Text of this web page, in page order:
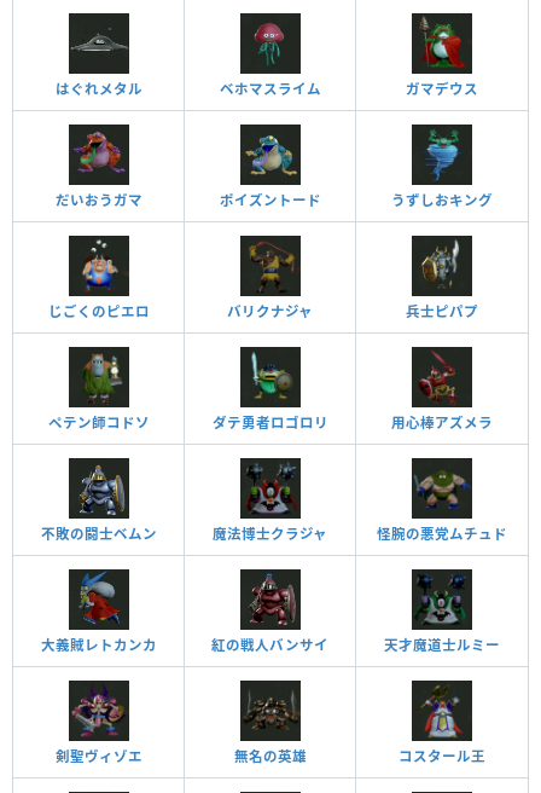
はぐれメタル ベホマスライム ガマデウス
だいおうガマ ポイズントード うずしおキング
じごくのピエロ バリクナジャ 兵士ピパプ
ペテン師コドソ ダテ勇者ロゴロリ 用心棒アズメラ
不敗の闘士ベムン 魔法博士クラジャ 怪腕の悪党ムチュド
大義賊レトカンカ 紅の戦人バンサイ 天才魔道士ルミー
剣聖ヴィゾエ 無名の英雄 コスタール王